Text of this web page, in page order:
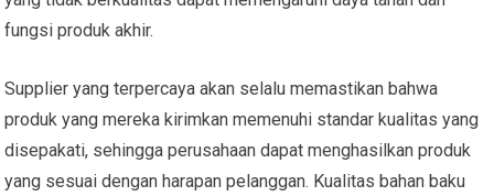
fungsi produk akhir.
Supplier yang terpercaya akan selalu memastikan bahwa
produk yang mereka kirimkan memenuhi standar kualitas yang
disepakati, sehingga perusahaan dapat menghasilkan produk
yang sesuai dengan harapan pelanggan. Kualitas bahan baku